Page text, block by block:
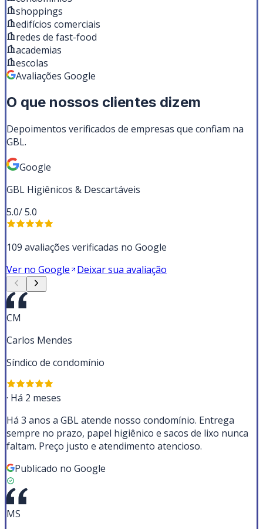
shoppings
edifícios comerciais
redes de fast-food
academias
escolas
Avaliações Google
O que nossos clientes dizem
Depoimentos verificados de empresas que confiam na
GBL.
Google
GBL Higiênicos & Descartáveis
5.0/ 5.0
109 avaliações verificadas no Google
Ver no Google
Deixar sua avaliação
CM
Carlos Mendes
Síndico de condomínio
· Há 2 meses
Há 3 anos a GBL atende nosso condomínio. Entrega
sempre no prazo, papel higiênico e sacos de lixo nunca
faltam. Preço justo e atendimento atencioso.
Publicado no Google
MS